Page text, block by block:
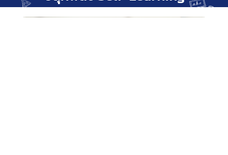
e
เครื่องมือสร้างโอกาส